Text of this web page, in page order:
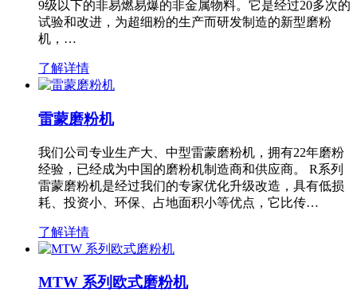
9级以下的非易燃易爆的非金属物料。它是经过20多次的
试验和改进，为超细粉的生产而研发制造的新型磨粉
机，…
了解详情
雷蒙磨粉机
我们公司专业生产大、中型雷蒙磨粉机，拥有22年磨粉
经验，已经成为中国的磨粉机制造商和供应商。 R系列
雷蒙磨粉机是经过我们的专家优化升级改造，具有低损
耗、投资小、环保、占地面积小等优点，它比传…
了解详情
MTW 系列欧式磨粉机